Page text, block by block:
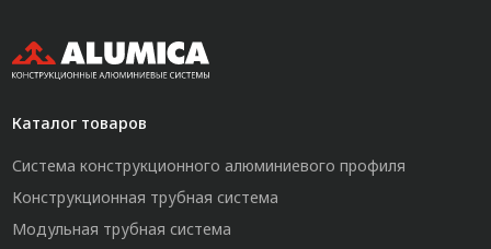
Каталог товаров
Система конструкционного алюминиевого профиля
Конструкционная трубная система
Модульная трубная система